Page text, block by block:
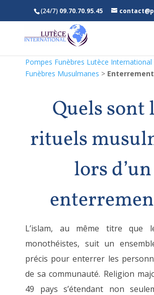
(24/7) 09.70.70.95.45
Pompes Funèbres Lutèce International
Funèbres Musulmanes >
Quels sont
rituels
lors d’un
L’islam, au même titre que
monothéistes, suit un
précis pour enterrer les
de sa communauté. Religion
49 pays s’étendant non